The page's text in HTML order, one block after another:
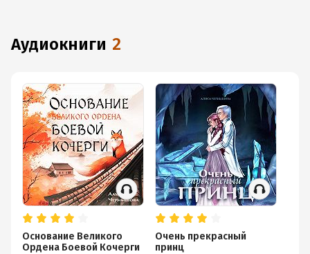
аудиокниги 2
Основание Великого
Ордена Боевой Кочерги
Очень прекрасный
принц